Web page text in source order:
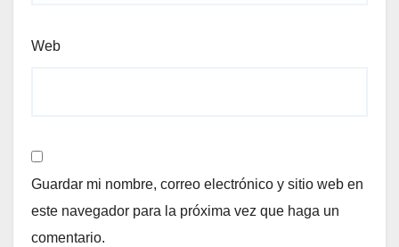
Web
Guardar mi nombre, correo electrónico y sitio web en
este navegador para la próxima vez que haga un
comentario.